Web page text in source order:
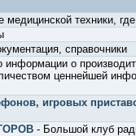
техники,
справочники
о
ценнейшей
игровых
- Большой клуб